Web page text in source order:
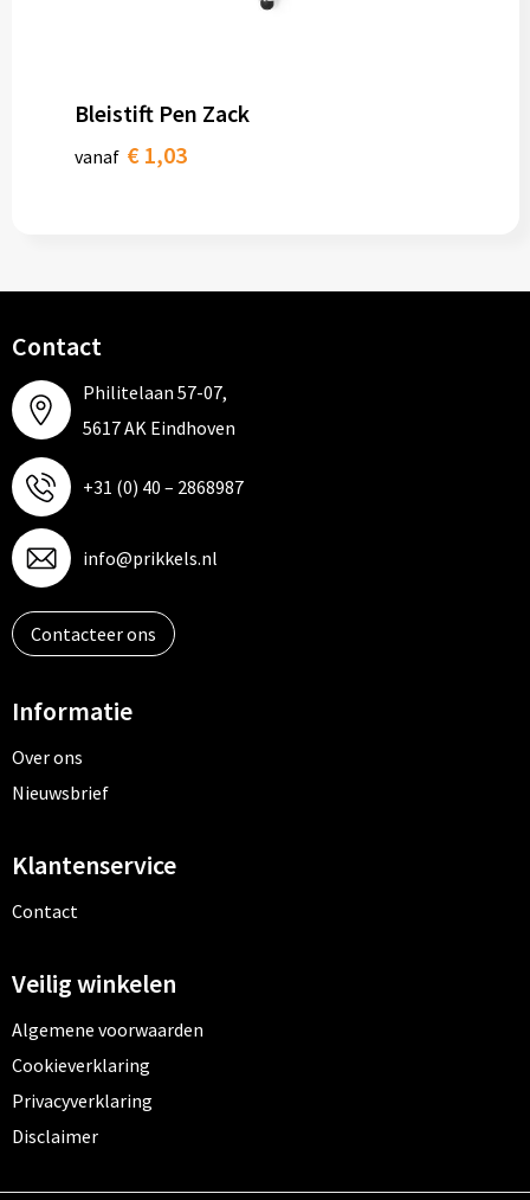
Bleistift Pen Zack
vanaf € 1,03
Contact
Philitelaan 57-07,
5617 AK Eindhoven
+31 (0) 40 – 2868987
info@prikkels.nl
Contacteer ons
Informatie
Over ons
Nieuwsbrief
Klantenservice
Contact
Veilig winkelen
Algemene voorwaarden
Cookieverklaring
Privacyverklaring
Disclaimer